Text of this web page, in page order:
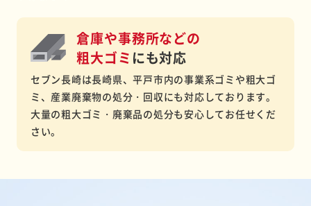
倉庫や事務所などの
粗大ゴミ にも対応
セブン長崎は長崎県、平戸市内の事業系ゴミや粗大ゴ
ミ、産業廃棄物の処分・回収にも対応しております。
大量の粗大ゴミ・廃棄品の処分も安心してお任せくだ
さい。